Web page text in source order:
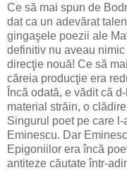
Ce să mai spun de
dat ca un adevărat
gingaşele poezii ale
definitiv nu aveau
direcţie nouă! Ce să
căreia producţie era
Încă odată, e vădit că
material străin, o
Singurul poet pe care
Eminescu. Dar
Epigoniilor era încă
antiteze căutate într-